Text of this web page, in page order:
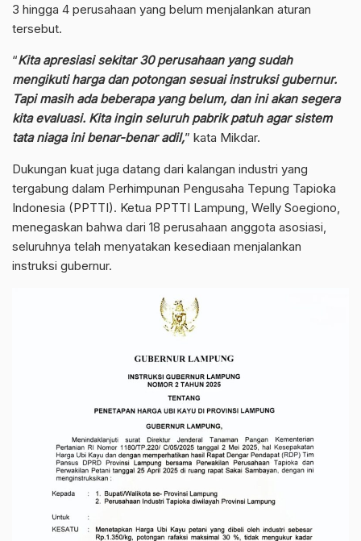
3 hingga 4 perusahaan yang belum menjalankan aturan
tersebut.
“Kita apresiasi sekitar 30 perusahaan yang sudah
mengikuti harga dan potongan sesuai instruksi gubernur.
Tapi masih ada beberapa yang belum, dan ini akan segera
kita evaluasi. Kita ingin seluruh pabrik patuh agar sistem
tata niaga ini benar-benar adil,” kata Mikdar.
Dukungan kuat juga datang dari kalangan industri yang
tergabung dalam Perhimpunan Pengusaha Tepung Tapioka
Indonesia (PPTTI). Ketua PPTTI Lampung, Welly Soegiono,
menegaskan bahwa dari 18 perusahaan anggota asosiasi,
seluruhnya telah menyatakan kesediaan menjalankan
instruksi gubernur.